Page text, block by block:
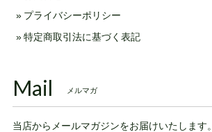
プライバシーポリシー
特定商取引法に基づく表記
Mail メルマガ
当店からメールマガジンをお届けいたします。